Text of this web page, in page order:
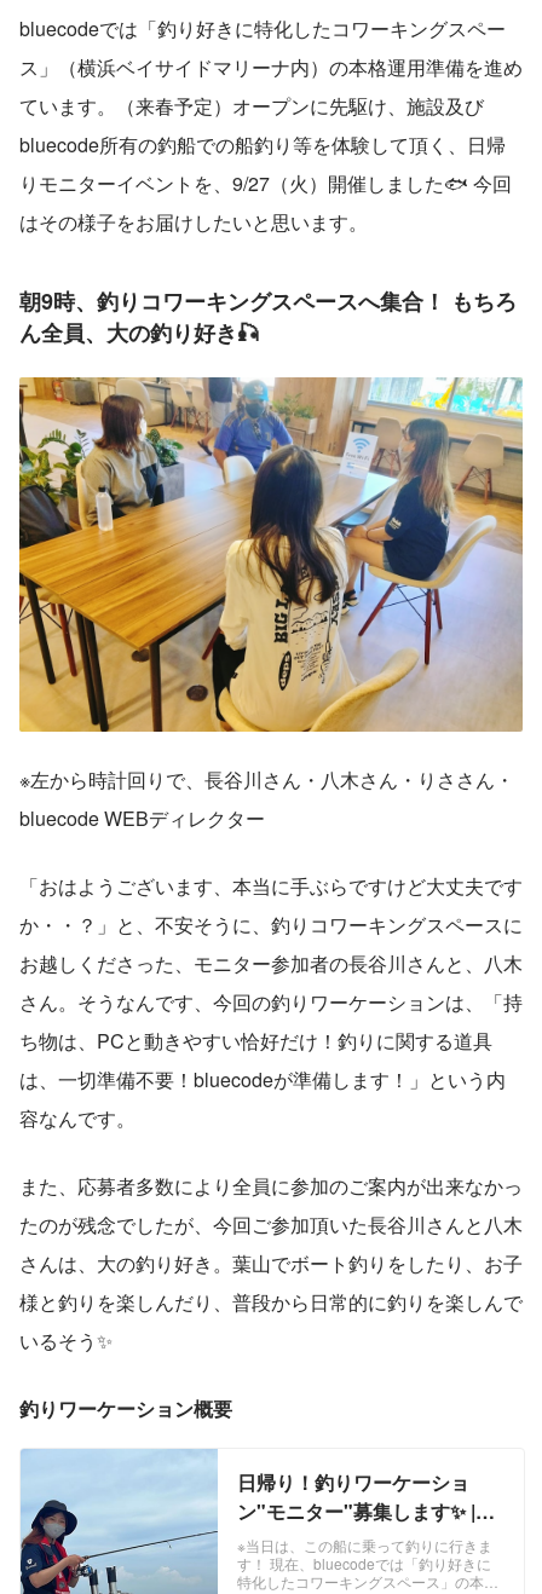
bluecodeでは「釣り好きに特化したコワーキングスペー
ス」（横浜ベイサイドマリーナ内）の本格運用準備を進め
ています。（来春予定）オープンに先駆け、施設及び
bluecode所有の釣船での船釣り等を体験して頂く、日帰
りモニターイベントを、9/27（火）開催しました🐟 今回
はその様子をお届けしたいと思います。
朝9時、釣りコワーキングスペースへ集合！ もちろ
ん全員、大の釣り好き🎣
※左から時計回りで、長谷川さん・八木さん・りささん・
bluecode WEBディレクター
「おはようございます、本当に手ぶらですけど大丈夫です
か・・？」と、不安そうに、釣りコワーキングスペースに
お越しくださった、モニター参加者の長谷川さんと、八木
さん。そうなんです、今回の釣りワーケーションは、「持
ち物は、PCと動きやすい恰好だけ！釣りに関する道具
は、一切準備不要！bluecodeが準備します！」という内
容なんです。
また、応募者多数により全員に参加のご案内が出来なかっ
たのが残念でしたが、今回ご参加頂いた長谷川さんと八木
さんは、大の釣り好き。葉山でボート釣りをしたり、お子
様と釣りを楽しんだり、普段から日常的に釣りを楽しんで
いるそう✨
釣りワーケーション概要
日帰り！釣りワーケーショ
ン"モニター"募集します✨ |
bluecode株式会社
※当日は、この船に乗って釣りに行きま
す！ 現在、bluecodeでは「釣り好きに
特化したコワーキングスペース」の本格